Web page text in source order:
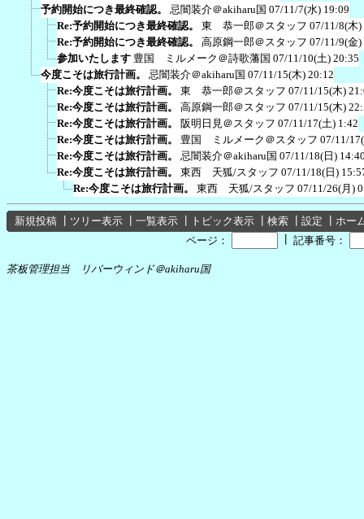
予約開始につき最終確認。
忌闇装介＠akiharu国 07/11/7(水) 19:09
Re:予約開始につき最終確認。
東 恭一郎＠スタッフ 07/11/8(木)
Re:予約開始につき最終確認。
高原鋼一郎＠スタッフ 07/11/9(金)
参加いたします 豊国 ミルメーク＠詩歌藩国 07/11/10(土) 20:35
今度こそは旅行計画。
忌闇装介＠akiharu国 07/11/15(木) 20:12
Re:今度こそは旅行計画。
東 恭一郎＠スタッフ 07/11/15(木)
Re:今度こそは旅行計画。
高原鋼一郎＠スタッフ 07/11/15(木)
Re:今度こそは旅行計画。
阪明日見＠スタッフ 07/11/17(土) 1:42
Re:今度こそは旅行計画。
豊国 ミルメーク＠スタッフ 07/11/
Re:今度こそは旅行計画。
忌闇装介＠akiharu国 07/11/18(日)
Re:今度こそは旅行計画。
東西 天狐/スタッフ 07/11/18(日)
Re:今度こそは旅行計画。
東西 天狐/スタッフ 07/11/26(月)
新規投稿 ツリー表示 一覧表示 トピック表示 検索 設定
ホー
ページ：
記事番号：
茶板管理担当 リバーウィンド＠akiharu国